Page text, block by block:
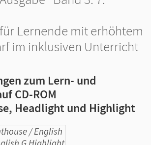
Lernende mit erhöhtem
im inklusiven Unterricht
zum Lern- und
CD-ROM
Headlight und Highlight